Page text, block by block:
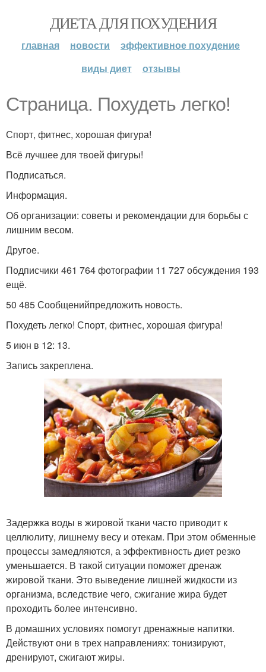
ДИЕТА ДЛЯ ПОХУДЕНИЯ
главная новости
эффективное похудение
виды диет
отзывы
Страница. Похудеть легко!
Спорт, фитнес, хорошая фигура!
Всё лучшее для твоей фигуры!
Подписаться.
Информация.
Об организации: советы и рекомендации для борьбы с
лишним весом.
Другое.
Подписчики 461 764 фотографии 11 727 обсуждения 193
ещё.
50 485 Сообщенийпредложить новость.
Похудеть легко! Спорт, фитнес, хорошая фигура!
5 июн в 12: 13.
Запись закреплена.
Задержка воды в жировой ткани часто приводит к
целлюлиту, лишнему весу и отекам. При этом обменные
процессы замедляются, а эффективность диет резко
уменьшается. В такой ситуации поможет дренаж
жировой ткани. Это выведение лишней жидкости из
организма, вследствие чего, сжигание жира будет
проходить более интенсивно.
В домашних условиях помогут дренажные напитки.
Действуют они в трех направлениях: тонизируют,
дренируют, сжигают жиры.